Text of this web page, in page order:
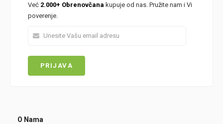
Već 2.000+ Obrenovčana kupuje od nas. Pružite nam i Vi
poverenje.
O Nama